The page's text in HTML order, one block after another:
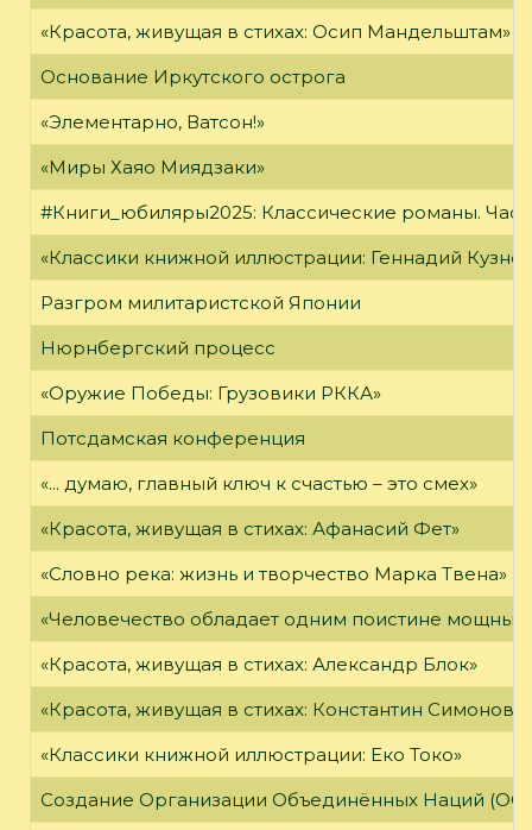
«Красота, живущая в стихах: Осип Мандельштам»
Основание Иркутского острога
«Элементарно, Ватсон!»
«Миры Хаяо Миядзаки»
#Книги_юбиляры2025: Классические романы.
«Классики книжной иллюстрации: Геннадий
Разгром милитаристской Японии
Нюрнбергский процесс
«Оружие Победы: Грузовики РККА»
Потсдамская конференция
«... думаю, главный ключ к счастью – это смех»
«Красота, живущая в стихах: Афанасий Фет»
«Словно река: жизнь и творчество Марка Твена»
«Человечество обладает одним поистине
«Красота, живущая в стихах: Александр Блок»
«Красота, живущая в стихах: Константин Симонов»
«Классики книжной иллюстрации: Еко Токо»
Создание Организации Объединённых Наций